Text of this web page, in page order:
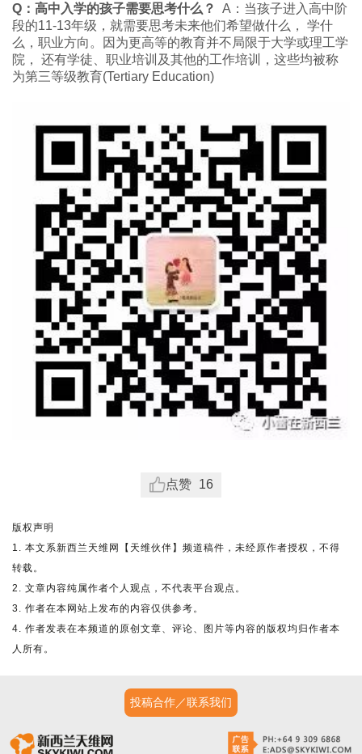
Q：高中入学的孩子需要思考什么？
A：当孩子进入高中阶
段的11-13年级，就需要思考未来他们希望做什么， 学什
么，职业方向。因为更高等的教育并不局限于大学或理工学
院， 还有学徒、职业培训及其他的工作培训，这些均被称
为第三等级教育(Tertiary Education)
点赞 16
版权声明
1. 本文系新西兰天维网【天维伙伴】频道稿件，未经原作者授权，不得
转载。
2. 文章内容纯属作者个人观点，不代表平台观点。
3. 作者在本网站上发布的内容仅供参考。
4. 作者发表在本频道的原创文章、评论、图片等内容的版权均归作者本
人所有。
投稿合作／联系我们